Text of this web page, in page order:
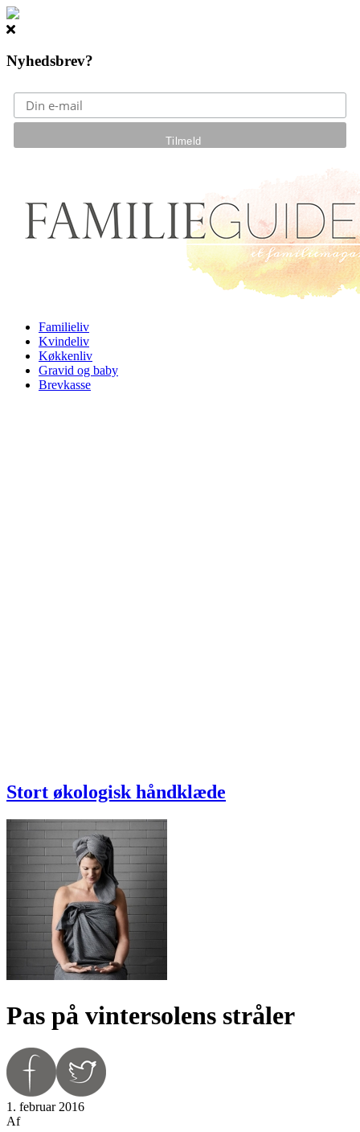
Nyhedsbrev?
Familieliv
Kvindeliv
Køkkenliv
Gravid og baby
Brevkasse
Stort økologisk håndklæde
Pas på vintersolens stråler
1. februar 2016
Af